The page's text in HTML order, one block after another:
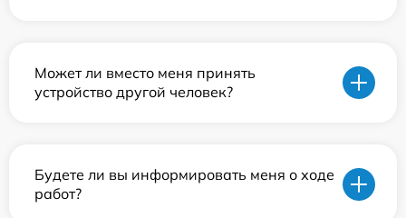
Может ли вместо меня принять
устройство другой человек?
Будете ли вы информировать меня о ходе
работ?